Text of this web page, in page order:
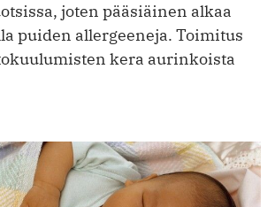
joten pääsiäinen alkaa
puiden allergeeneja. Toimitus
kera aurinkoista